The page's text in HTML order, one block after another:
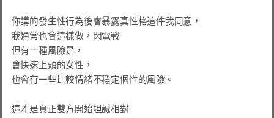
你講的發生性行為後會暴露真性格這件我同意，
我通常也會這樣做，閃電戰
但有一種風險是，
會快速上頭的女性，
也會有一些比較情緒不穩定個性的風險。
這才是真正雙方開始坦誠相對